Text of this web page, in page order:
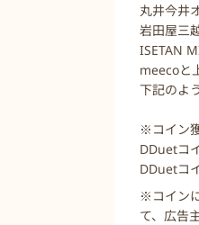
丸井今井
岩田屋三
ISETAN
meecoと
下記のよ
※コイン
DDuetコ
DDuetコ
※コイン
て、広告